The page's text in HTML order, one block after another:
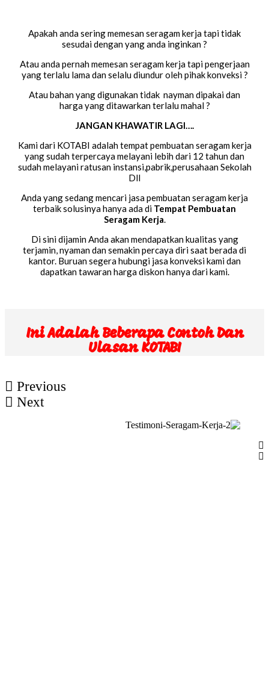
Apakah anda sering memesan seragam kerja tapi tidak
sesudai dengan yang anda inginkan ?
Atau anda pernah memesan seragam kerja tapi pengerjaan
yang terlalu lama dan selalu diundur oleh pihak konveksi ?
Atau bahan yang digunakan tidak nayman dipakai dan
harga yang ditawarkan terlalu mahal ?
JANGAN KHAWATIR LAGI….
Kami dari KOTABI adalah tempat pembuatan seragam kerja
yang sudah terpercaya melayani lebih dari 12 tahun dan
sudah melayani ratusan instansi,pabrik,perusahaan Sekolah
Dll
Anda yang sedang mencari jasa pembuatan seragam kerja
terbaik solusinya hanya ada di Tempat Pembuatan
Seragam Kerja.
Di sini dijamin Anda akan mendapatkan kualitas yang
terjamin, nyaman dan semakin percaya diri saat berada di
kantor. Buruan segera hubungi jasa konveksi kami dan
dapatkan tawaran harga diskon hanya dari kami.
Ini Adalah Beberapa Contoh Dan
Ulasan KOTABI
Previous
Next